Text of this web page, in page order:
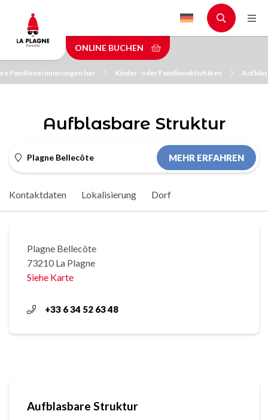
main
content
ONLINE BUCHEN
Familienerinnerungen her Kinder- oder Familienaktivitäten
Aufblasbare Struktur
Plagne Bellecôte MEHR ERFAHREN
Kontaktdaten Lokalisierung Dorf
Plagne Bellecôte
73210 La Plagne
Siehe Karte
+33 6 34 52 63 48
Aufblasbare Struktur